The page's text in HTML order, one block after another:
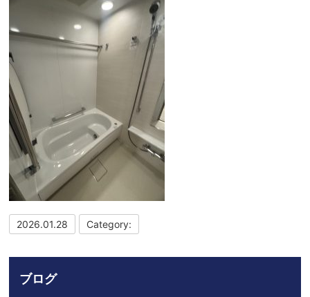
2026.01.28 Category:
ブログ